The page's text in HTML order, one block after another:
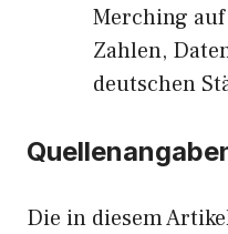
Merching
Zahlen,
deutschen
Die in diesem